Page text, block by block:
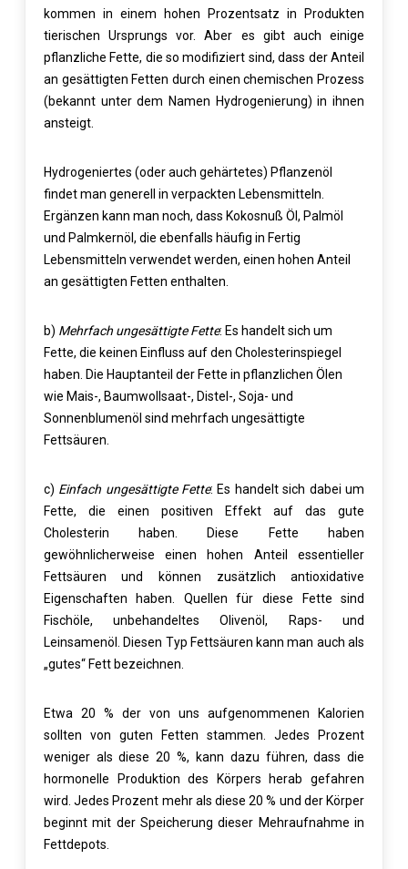
kommen in einem hohen Prozentsatz in Produkten
tierischen Ursprungs vor. Aber es gibt auch einige
pflanzliche Fette, die so modifiziert sind, dass der Anteil
an gesättigten Fetten durch einen chemischen Prozess
(bekannt unter dem Namen Hydrogenierung) in ihnen
ansteigt.
Hydrogeniertes (oder auch gehärtetes) Pflanzenöl
findet man generell in verpackten Lebensmitteln.
Ergänzen kann man noch, dass Kokosnuß Öl, Palmöl
und Palmkernöl, die ebenfalls häufig in Fertig
Lebensmitteln verwendet werden, einen hohen Anteil
an gesättigten Fetten enthalten.
b) Mehrfach ungesättigte Fette: Es handelt sich um
Fette, die keinen Einfluss auf den Cholesterinspiegel
haben. Die Hauptanteil der Fette in pflanzlichen Ölen
wie Mais-, Baumwollsaat-, Distel-, Soja- und
Sonnenblumenöl sind mehrfach ungesättigte
Fettsäuren.
c) Einfach ungesättigte Fette: Es handelt sich dabei um
Fette, die einen positiven Effekt auf das gute
Cholesterin haben. Diese Fette haben
gewöhnlicherweise einen hohen Anteil essentieller
Fettsäuren und können zusätzlich antioxidative
Eigenschaften haben. Quellen für diese Fette sind
Fischöle, unbehandeltes Olivenöl, Raps- und
Leinsamenöl. Diesen Typ Fettsäuren kann man auch als
„gutes“ Fett bezeichnen.
Etwa 20 % der von uns aufgenommenen Kalorien
sollten von guten Fetten stammen. Jedes Prozent
weniger als diese 20 %, kann dazu führen, dass die
hormonelle Produktion des Körpers herab gefahren
wird. Jedes Prozent mehr als diese 20 % und der Körper
beginnt mit der Speicherung dieser Mehraufnahme in
Fettdepots.